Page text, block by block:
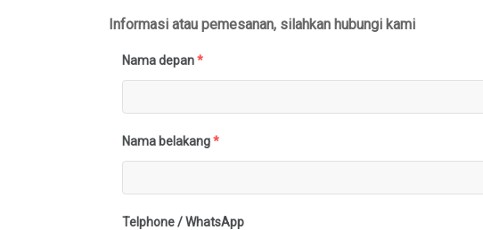
Informasi atau pemesanan, silahkan hubungi kami
Nama depan*
Nama belakang*
Telphone / WhatsApp